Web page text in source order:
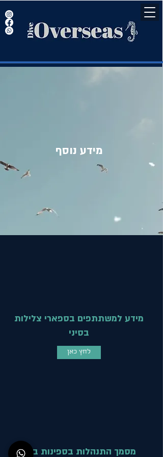
מידע נוסף
מידע למשתתפים בספארי צלילות
בסיני
לחץ כאן
מסמך התנהלות בספינות בצל